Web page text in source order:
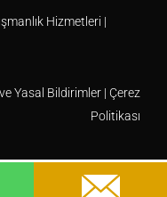
Hizmetleri |
Yasal Bildirimler | Çerez
Politikası